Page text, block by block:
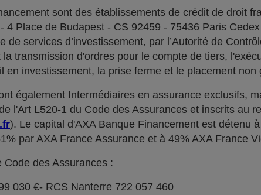
sont des établissements de crédit de droit
Place de Budapest - CS 92459 - 75436 Paris
services d’investissement, par l’Autorité de
transmission d'ordres pour le compte de tiers,
en investissement, la prise ferme et le placement non
également Intermédiaires en assurance exclusifs,
l'Art L520-1 du Code des Assurances et inscrits au
). Le capital d'AXA Banque Financement est détenu
par AXA France Assurance et à 49% AXA France
des Assurances :
030 €- RCS Nanterre 722 057 460